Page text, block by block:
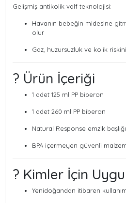
Gelişmiş antikolik valf teknolojisi:
Havanın bebeğin midesine
olur
Gaz, huzursuzluk ve kolik
? Ürün İçeriği
1 adet 125 ml PP biberon
1 adet 260 ml PP biberon
Natural Response emzik başlığı
BPA içermeyen güvenli
? Kimler İçin
Yenidoğandan itibaren